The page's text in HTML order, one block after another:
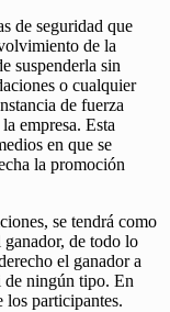
de seguridad que
de la
suspenderla sin
o cualquier
de fuerza
empresa. Esta
en que se
la promoción
se tendrá como
de todo lo
el ganador a
de ningún tipo. En
los participantes.